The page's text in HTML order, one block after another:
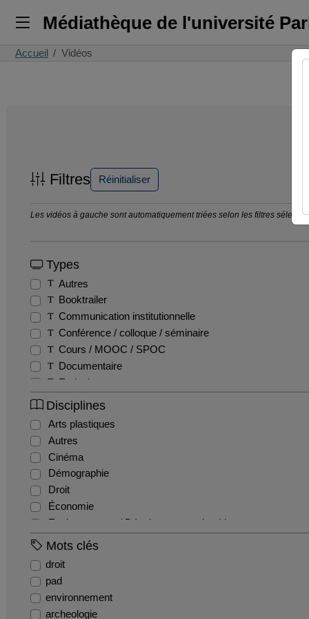
Médiathèque de l'université
Accueil Vidéos
Filtres Réinitialiser
Les vidéos à gauche sont automatiquement triées selon les filtres
Types
Autres
Booktrailer
Communication institutionnelle
Conférence / colloque / séminaire
Cours / MOOC / SPOC
Documentaire
Emission
Entretien / Témoignage / Retour d'expérience
Fiction
Film pédagogique
Reportage
Disciplines
Arts plastiques
Autres
Cinéma
Démographie
Droit
Économie
Environnement / Développement durable
EPS
Histoire
Mots clés
droit
pad
environnement
archeologie